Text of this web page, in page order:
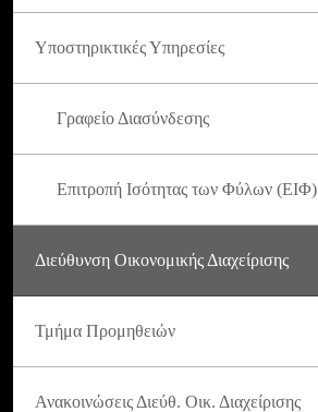
Υποστηρικτικές Υπηρεσίες
Γραφείο Διασύνδεσης
Επιτροπή Ισότητας των Φύλων (ΕΙΦ)
Διεύθυνση Οικονομικής Διαχείρισης
Τμήμα Προμηθειών
Ανακοινώσεις Διεύθ. Οικ. Διαχείρισης